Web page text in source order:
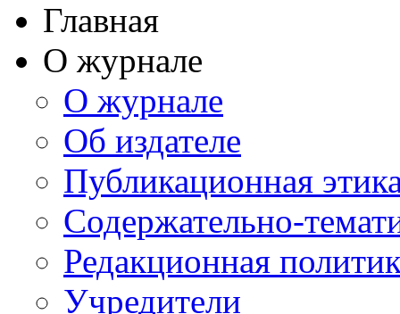
Главная
О журнале
О журнале
Об издателе
Публикационная
Содержательно-
Редакционная
Учредители